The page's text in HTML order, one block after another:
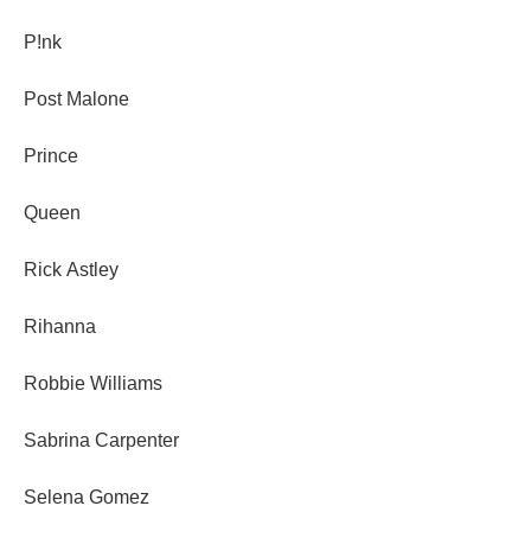
P!nk
Post Malone
Prince
Queen
Rick Astley
Rihanna
Robbie Williams
Sabrina Carpenter
Selena Gomez